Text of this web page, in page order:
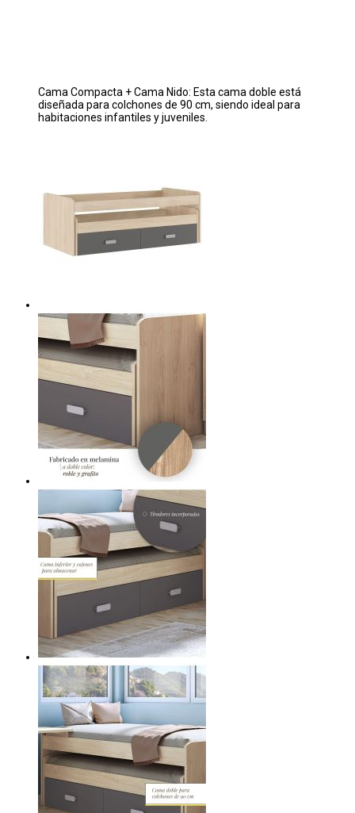
Cama Compacta + Cama Nido: Esta cama doble está
diseñada para colchones de 90 cm, siendo ideal para
habitaciones infantiles y juveniles.